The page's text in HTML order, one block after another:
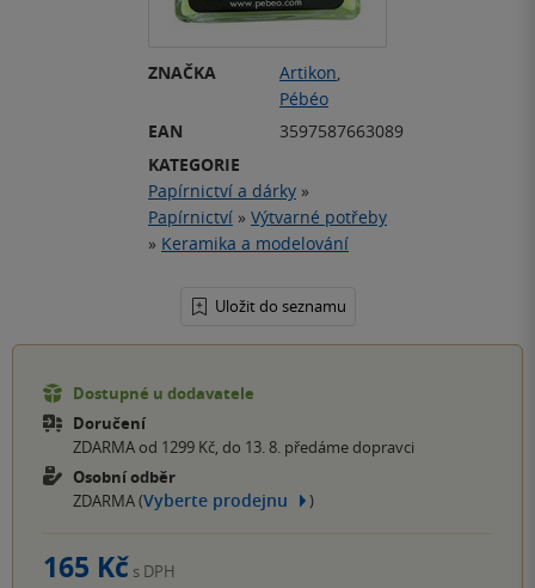
ZNAČKA Artikon
Pébéo
EAN
3597587663089
KATEGORIE
Papírnictví a dárky »
Papírnictví » Výtvarné potřeby
» Keramika a modelování
Uložit do seznamu
Dostupné u dodavatele
Doručení
ZDARMA od 1299 Kč, do 13. 8. předáme dopravci
Osobní odběr
ZDARMA (Vyberte prodejnu )
165 Kč s DPH